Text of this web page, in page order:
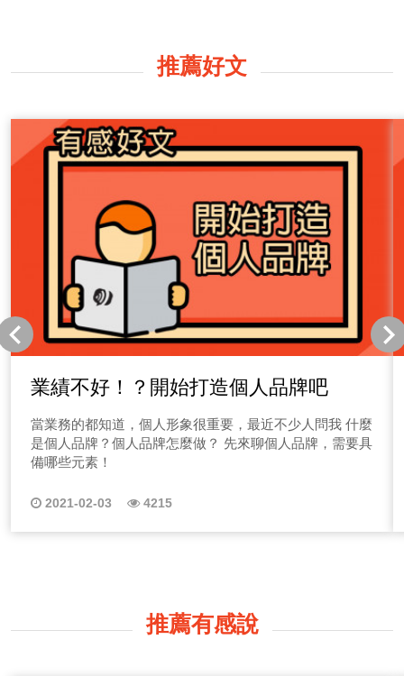
推薦好文
業績不好！？開始打造個人品牌吧
當業務的都知道，個人形象很重要，最近不少人問我 什麼
是個人品牌？個人品牌怎麼做？ 先來聊個人品牌，需要具
備哪些元素！
2021-02-03 4215
推薦有感說